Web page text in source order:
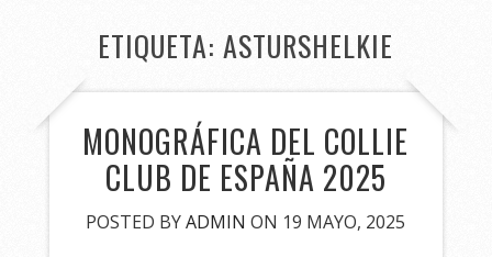
ETIQUETA:ASTURSHELKIE
MONOGRÁFICA DEL COLLIE
CLUB DE ESPAÑA 2025
POSTED BYADMIN ON 19 MAYO, 2025